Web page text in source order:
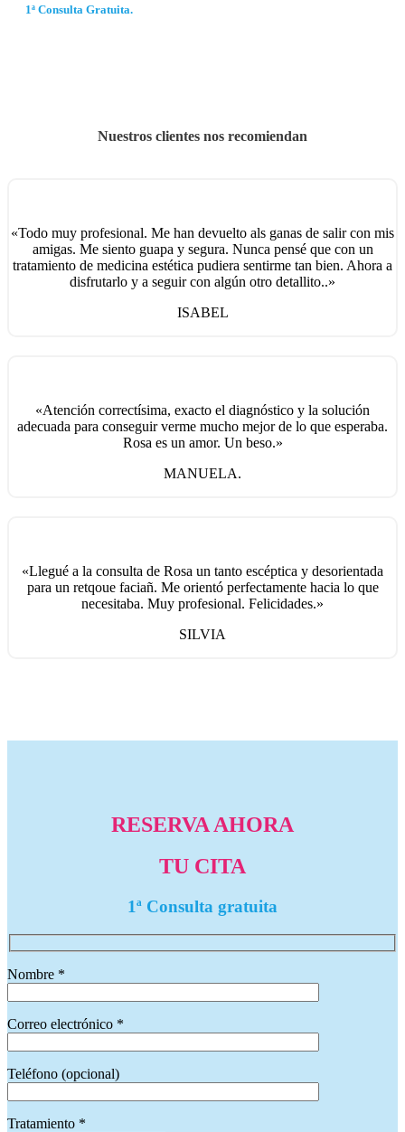
1ª Consulta Gratuita.
Nuestros clientes nos recomiendan
«Todo muy profesional. Me han devuelto als ganas de salir con mis
amigas. Me siento guapa y segura. Nunca pensé que con un
tratamiento de medicina estética pudiera sentirme tan bien. Ahora a
disfrutarlo y a seguir con algún otro detallito..»
ISABEL
«Atención correctísima, exacto el diagnóstico y la solución
adecuada para conseguir verme mucho mejor de lo que esperaba.
Rosa es un amor. Un beso.»
MANUELA.
«Llegué a la consulta de Rosa un tanto escéptica y desorientada
para un retqoue faciañ. Me orientó perfectamente hacia lo que
necesitaba. Muy profesional. Felicidades.»
SILVIA
RESERVA AHORA
TU CITA
1ª Consulta gratuita
Nombre *
Correo electrónico *
Teléfono (opcional)
Tratamiento *